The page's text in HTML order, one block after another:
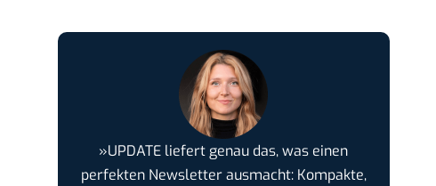
»UPDATE liefert genau das, was einen
perfekten Newsletter ausmacht: Kompakte,